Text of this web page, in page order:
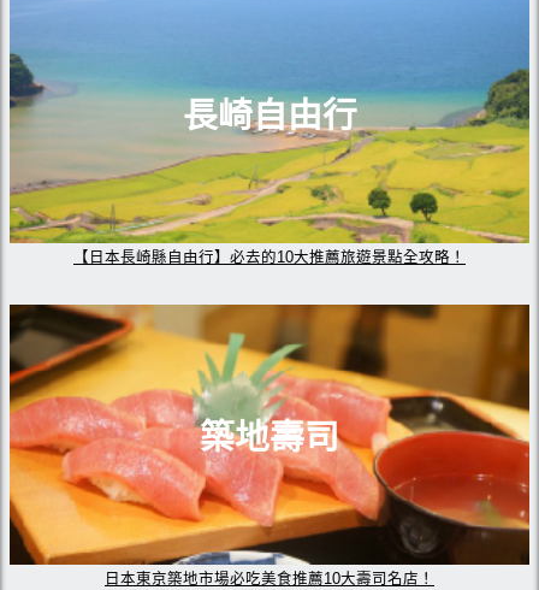
長崎自由行
【日本長崎縣自由行】必去的10大推薦旅遊景點全攻略！
築地壽司
日本東京築地市場必吃美食推薦10大壽司名店！